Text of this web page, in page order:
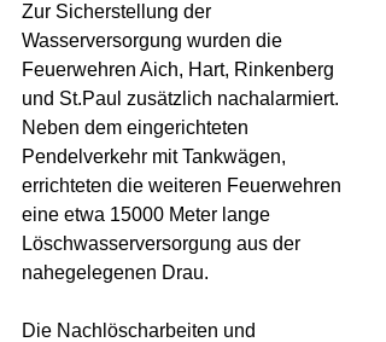
Zur Sicherstellung der
Wasserversorgung wurden die
Feuerwehren Aich, Hart, Rinkenberg
und St.Paul zusätzlich nachalarmiert.
Neben dem eingerichteten
Pendelverkehr mit Tankwägen,
errichteten die weiteren Feuerwehren
eine etwa 15000 Meter lange
Löschwasserversorgung aus der
nahegelegenen Drau.
Die Nachlöscharbeiten und